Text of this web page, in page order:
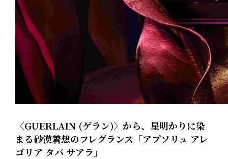
〈GUERLAIN (ゲラン)〉から、星明かりに染
まる砂漠着想のフレグランス「アプソリュ アレ
ゴリア タバ サアラ」